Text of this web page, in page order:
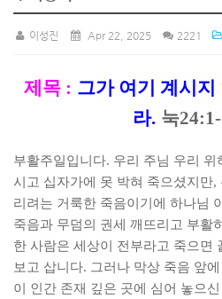
이성진 Apr 22, 2025 2221
제목 : 그가 여기 계시지
라. 눅
부활주일입니다. 우리 주님 우리 위
시고 십자가에 못 박혀 죽으셨지만,
리려는 거룩한 죽음이기에 하나님
죽음과 무덤의 권세 깨뜨리고 부활
한 사람은 세상이 전부라고 죽으면
보고 삽니다. 그러나 막상 죽음 앞
이 인간 존재 깊은 곳에 심어 놓으신